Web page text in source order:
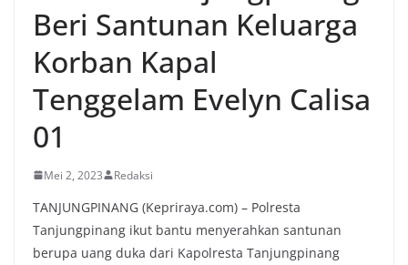
Beri Santunan Keluarga
Korban Kapal
Tenggelam Evelyn Calisa
01
Mei 2, 2023 Redaksi
TANJUNGPINANG (Kepriraya.com) – Polresta
Tanjungpinang ikut bantu menyerahkan santunan
berupa uang duka dari Kapolresta Tanjungpinang